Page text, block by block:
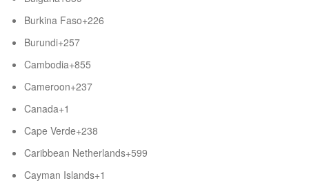
Burkina Faso+226
Burundi+257
Cambodia+855
Cameroon+237
Canada+1
Cape Verde+238
Caribbean Netherlands+599
Cayman Islands+1